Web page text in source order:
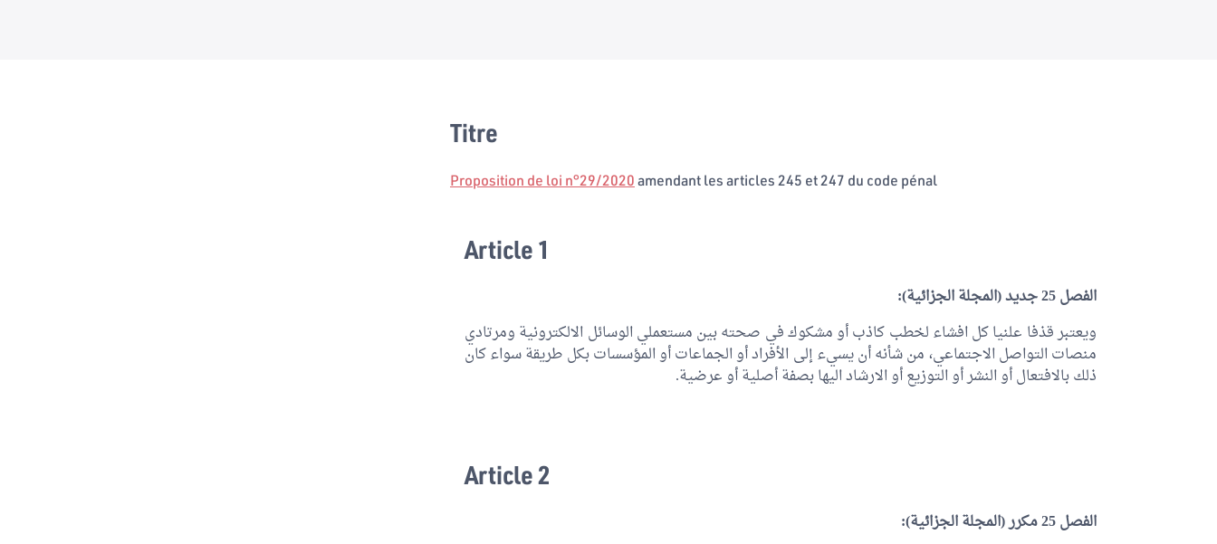
Titre
Proposition de loi n°29/2020amendant les articles 245 et 247 du code pénal
Article 1
الفصل 25 جديد (المجلة الجزائية):
ويعتبر قذفا علنيا كل افشاء لخطب كاذب أو مشكوك في صحته بين مستعملي الوسائل الالكترونية ومرتادي
منصات التواصل الاجتماعي، من شأنه أن يسيء إلى الأفراد أو الجماعات أو المؤسسات بكل طريقة سواء كان
ذلك بالافتعال أو النشر أو التوزيع أو الارشاد اليها بصفة أصلية أو عرضية.
Article 2
الفصل 25 مكرر (المجلة الجزائية):